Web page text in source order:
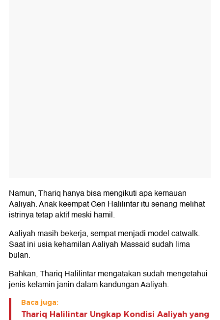
Namun, Thariq hanya bisa mengikuti apa kemauan
Aaliyah. Anak keempat Gen Halilintar itu senang melihat
istrinya tetap aktif meski hamil.
Aaliyah masih bekerja, sempat menjadi model catwalk.
Saat ini usia kehamilan Aaliyah Massaid sudah lima
bulan.
Bahkan, Thariq Halilintar mengatakan sudah mengetahui
jenis kelamin janin dalam kandungan Aaliyah.
Baca juga:
Thariq Halilintar Ungkap Kondisi Aaliyah yang